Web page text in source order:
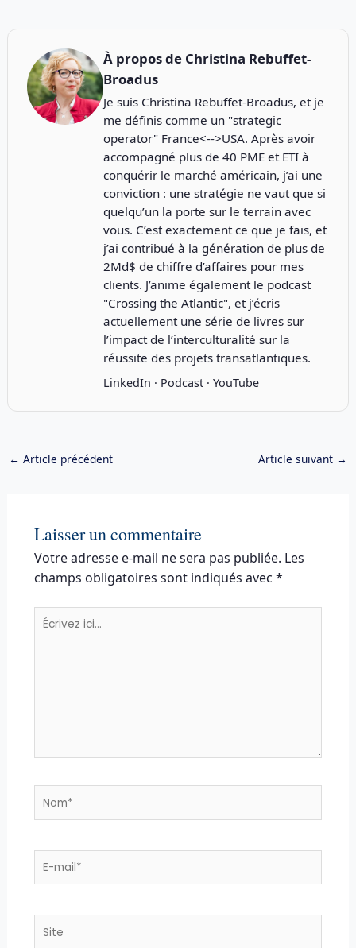
À propos de Christina Rebuffet-
Broadus
Je suis Christina Rebuffet-Broadus, et je
me définis comme un "strategic
operator" France<-->USA. Après avoir
accompagné plus de 40 PME et ETI à
conquérir le marché américain, j’ai une
conviction : une stratégie ne vaut que si
quelqu’un la porte sur le terrain avec
vous. C’est exactement ce que je fais, et
j’ai contribué à la génération de plus de
2Md$ de chiffre d’affaires pour mes
clients. J’anime également le podcast
"Crossing the Atlantic", et j’écris
actuellement une série de livres sur
l’impact de l’interculturalité sur la
réussite des projets transatlantiques.
LinkedIn · Podcast· YouTube
← Article précédent Article suivant →
Laisser un commentaire
Votre adresse e-mail ne sera pas publiée. Les
champs obligatoires sont indiqués avec *
Écrivez
E-
Site